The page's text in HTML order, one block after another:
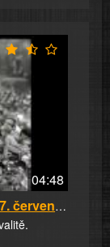
04:48
Vojenská přehlídka Wehrmachtu 27. července 19...